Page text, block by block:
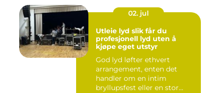
02. jul
Utleie lyd slik får du
profesjonell lyd uten å
kjøpe eget utstyr
God lyd løfter ethvert
arrangement, enten det
handler om en intim
bryllupsfest eller en stor